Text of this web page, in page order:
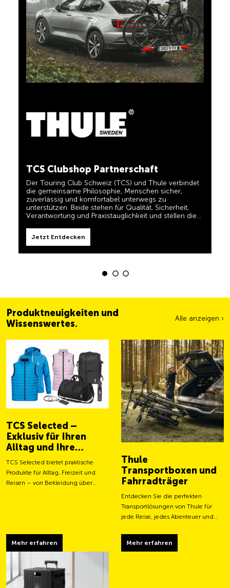
die gemeinsame Philosophie, Menschen sicher,
zuverlässig und komfortabel unterwegs zu
unterstützen. Beide stehen für Qualität, Sicherheit,
Verantwortung und Praxistauglichkeit und stellen die
Bedürfnisse von Reisenden und aktiven Familien in den
Mittelpunkt.
Jetzt Entdecken
5% Cashback
Mastercard® und Sie erhalten automatisch 5% als
Cashback zurück erstattet. Die TCS Member
Mastercard ist TCS Mitglieds-, Bezahl- und Sparkarte
in einem und für TCS-Mitglieder dauerhaft kostenlos.
TCS immer an meiner Seite
Produkte erfüllen und Ihnen zuverlässige, nützliche
Helfer sein, wenn Sie unterwegs sind. Sie erkennen
diese Produkte im Shop einfach am Label 'Always by
my side'.
Jetzt Entdecken
Produktneuigkeiten und
Wissenswertes.
Alle anzeigen ›
TCS Selected –
Exklusiv für Ihren
Alltag und Ihre
Abenteuer
TCS Selected bietet praktische
Produkte für Alltag, Freizeit und
Reisen – von Bekleidung über
Mehr erfahren
Thule
Transportboxen und
Fahrradträger
Entdecken Sie die perfekten
Transportlösungen von Thule für
jede Reise, jedes Abenteuer und
Mehr erfahren